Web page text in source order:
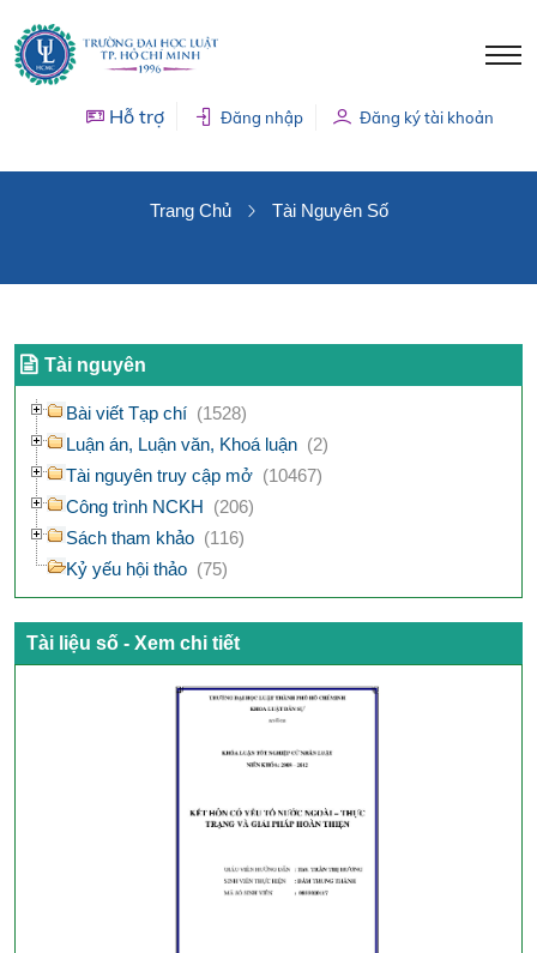
Hỗ trợ Đăng nhập Đăng ký tài khoản
Trang Chủ Tài Nguyên Số
Tài nguyên
Bài viết Tạp chí (1528)
Luận án, Luận văn, Khoá luận (2)
Tài nguyên truy cập mở (10467)
Công trình NCKH (206)
Sách tham khảo (116)
Kỷ yếu hội thảo (75)
Tài liệu số - Xem chi tiết